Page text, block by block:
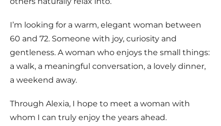
I’m looking for a warm, elegant woman between
60 and 72. Someone with joy, curiosity and
gentleness. A woman who enjoys the small things:
a walk, a meaningful conversation, a lovely dinner,
a weekend away.
Through Alexia, I hope to meet a woman with
whom I can truly enjoy the years ahead.